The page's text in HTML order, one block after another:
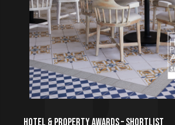
HOTEL & PROPERTY AWARDS – SHORTLIST